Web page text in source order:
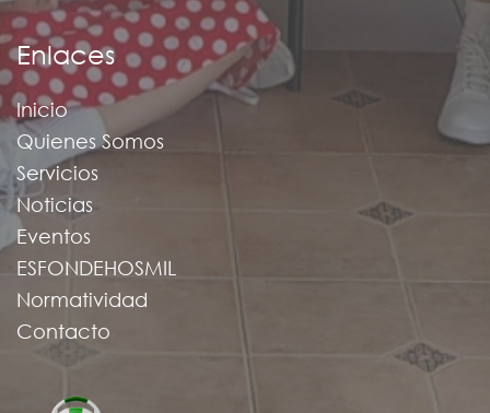
Enlaces
Inicio
Quienes Somos
Servicios
Noticias
Eventos
ESFONDEHOSMIL
Normatividad
Contacto